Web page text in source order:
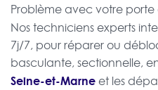
Problème avec votre
Nos techniciens experts
7j/7, pour réparer ou
basculante, sectionnelle,
Seine-et-Marne et les